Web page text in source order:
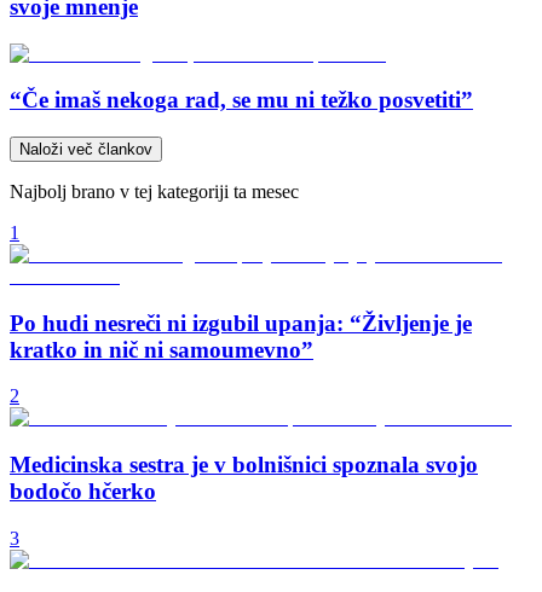
svoje mnenje
“Če imaš nekoga rad, se mu ni težko posvetiti”
Naloži več člankov
Najbolj brano v tej kategoriji ta mesec
1
Po hudi nesreči ni izgubil upanja: “Življenje je
kratko in nič ni samoumevno”
2
Medicinska sestra je v bolnišnici spoznala svojo
bodočo hčerko
3